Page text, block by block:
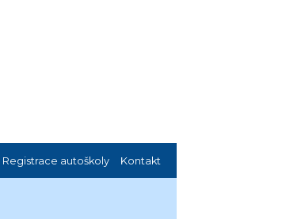
Registrace autoškoly Kontakt